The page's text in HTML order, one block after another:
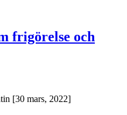
frigörelse och
[30 mars, 2022]